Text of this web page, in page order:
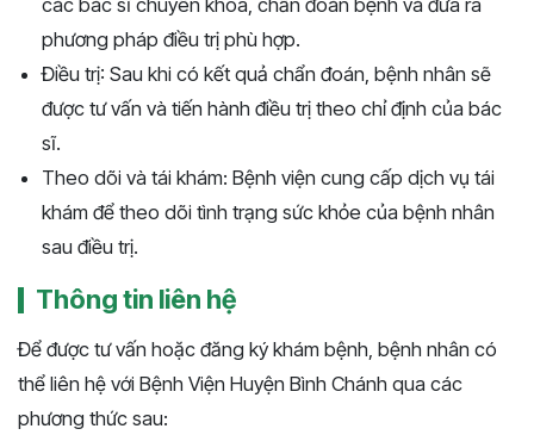
phương pháp điều trị phù hợp.
Điều trị: Sau khi có kết quả chẩn đoán, bệnh nhân sẽ
được tư vấn và tiến hành điều trị theo chỉ định của bác
sĩ.
Theo dõi và tái khám: Bệnh viện cung cấp dịch vụ tái
khám để theo dõi tình trạng sức khỏe của bệnh nhân
sau điều trị.
Thông tin liên hệ
Để được tư vấn hoặc đăng ký khám bệnh, bệnh nhân có
thể liên hệ với Bệnh Viện Huyện Bình Chánh qua các
phương thức sau: